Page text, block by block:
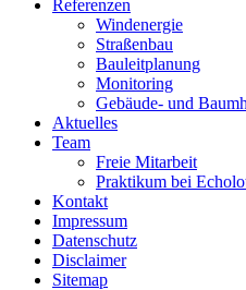
Referenzen
Windenergie
Straßenbau
Bauleitplanung
Monitoring
Gebäude- und
Aktuelles
Team
Freie Mitarbeit
Praktikum bei
Kontakt
Impressum
Datenschutz
Disclaimer
Sitemap